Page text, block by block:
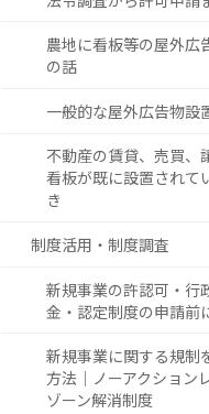
農地に看板等の屋外広
の話
一般的な屋外広告物設
不動産の賃貸、売買、
看板が既に設置されて
き
制度活用・制度調査
新規事業の許認可・行
金・認定制度の申請前
新規事業に関する規制
方法｜ノーアクション
ゾーン解消制度